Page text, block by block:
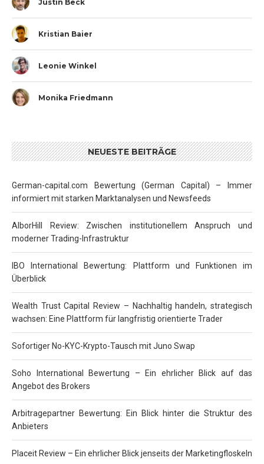
Justin Beck
Kristian Baier
Leonie Winkel
Monika Friedmann
NEUESTE BEITRÄGE
German-capital.com Bewertung (German Capital) – Immer
informiert mit starken Marktanalysen und Newsfeeds
AlborHill Review: Zwischen institutionellem Anspruch und
moderner Trading-Infrastruktur
IBO International Bewertung: Plattform und Funktionen im
Überblick
Wealth Trust Capital Review – Nachhaltig handeln, strategisch
wachsen: Eine Plattform für langfristig orientierte Trader
Sofortiger No-KYC-Krypto-Tausch mit Juno Swap
Soho International Bewertung – Ein ehrlicher Blick auf das
Angebot des Brokers
Arbitragepartner Bewertung: Ein Blick hinter die Struktur des
Anbieters
Placeit Review – Ein ehrlicher Blick jenseits der Marketingfloskeln